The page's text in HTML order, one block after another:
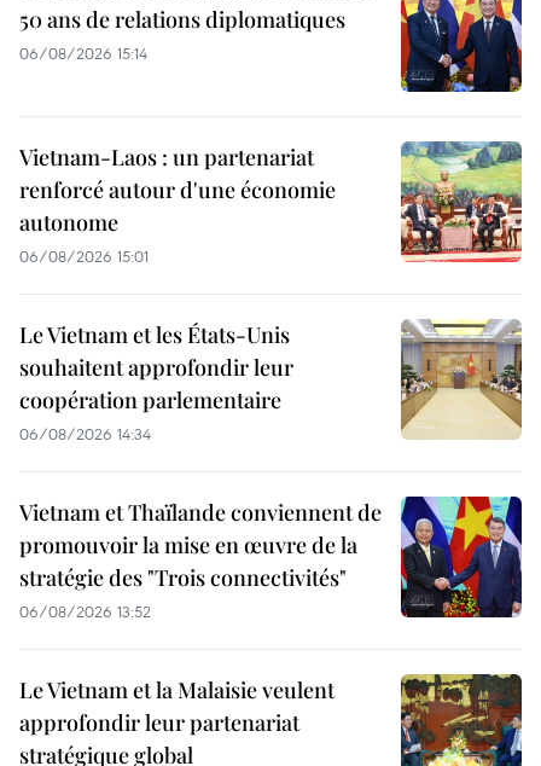
50 ans de relations diplomatiques
06/08/2026 15:14
Vietnam-Laos : un partenariat
renforcé autour d'une économie
autonome
06/08/2026 15:01
Le Vietnam et les États-Unis
souhaitent approfondir leur
coopération parlementaire
06/08/2026 14:34
Vietnam et Thaïlande conviennent de
promouvoir la mise en œuvre de la
stratégie des "Trois connectivités"
06/08/2026 13:52
Le Vietnam et la Malaisie veulent
approfondir leur partenariat
stratégique global